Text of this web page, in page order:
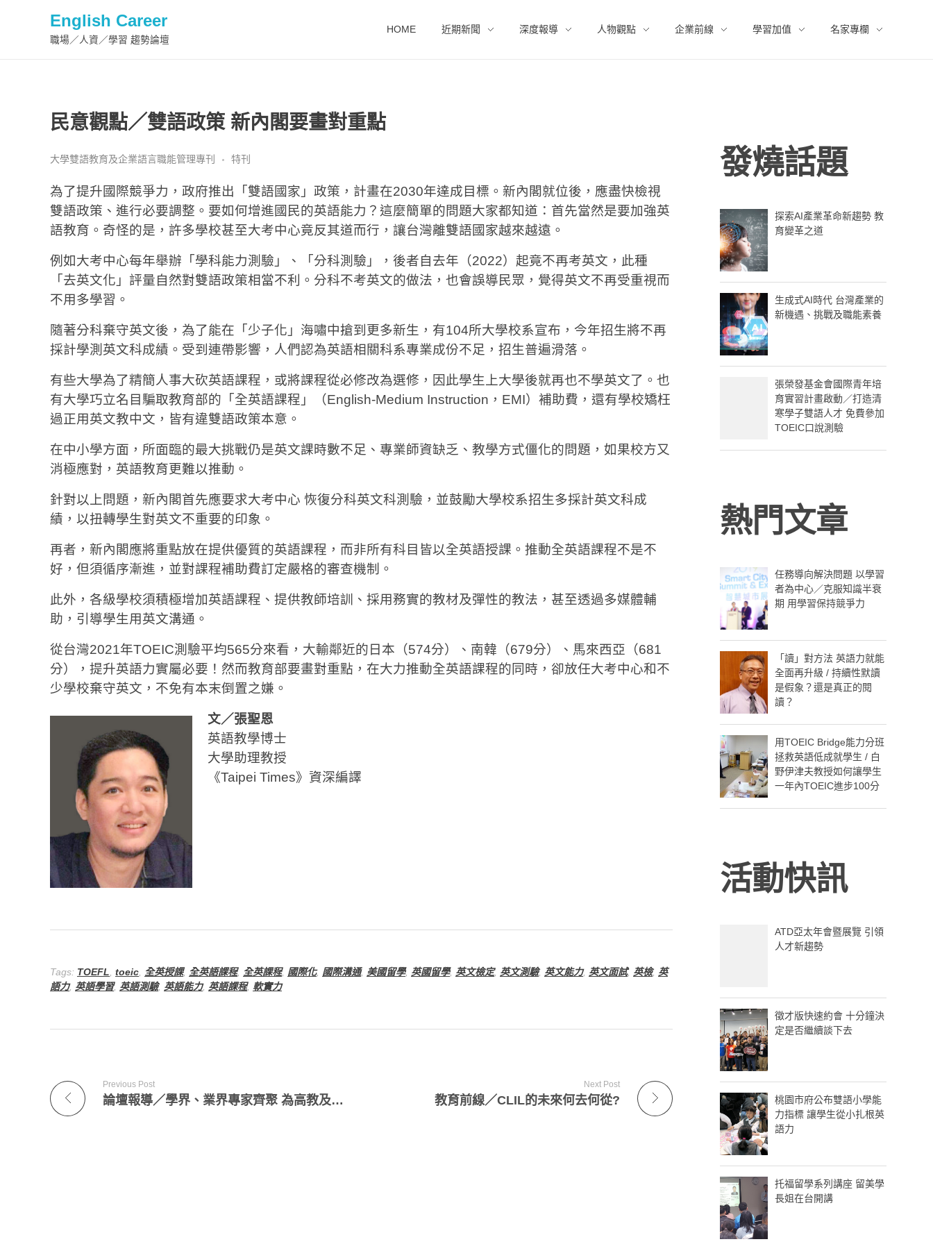
English Career
職場／人資／學習 趨勢論壇
HOME 近期新聞 深度報導 人物觀點 企業前線 學習加值 名家專欄
民意觀點／雙語政策 新內閣要畫對重點
大學雙語教育及企業語言職能管理專刊 特刊
為了提升國際競爭力，政府推出「雙語國家」政策，計畫在2030年達成目標。新內閣就位後，應盡快檢視
雙語政策、進行必要調整。要如何增進國民的英語能力？這麼簡單的問題大家都知道：首先當然是要加強英
語教育。奇怪的是，許多學校甚至大考中心竟反其道而行，讓台灣離雙語國家越來越遠。
例如大考中心每年舉辦「學科能力測驗」、「分科測驗」，後者自去年（2022）起竟不再考英文，此種
「去英文化」評量自然對雙語政策相當不利。分科不考英文的做法，也會誤導民眾，覺得英文不再受重視而
不用多學習。
隨著分科棄守英文後，為了能在「少子化」海嘯中搶到更多新生，有104所大學校系宣布，今年招生將不再
採計學測英文科成績。受到連帶影響，人們認為英語相關科系專業成份不足，招生普遍滑落。
有些大學為了精簡人事大砍英語課程，或將課程從必修改為選修，因此學生上大學後就再也不學英文了。也
有大學巧立名目騙取教育部的「全英語課程」（English-Medium Instruction，EMI）補助費，還有學校矯枉
過正用英文教中文，皆有違雙語政策本意。
在中小學方面，所面臨的最大挑戰仍是英文課時數不足、專業師資缺乏、教學方式僵化的問題，如果校方又
消極應對，英語教育更難以推動。
針對以上問題，新內閣首先應要求大考中心 恢復分科英文科測驗，並鼓勵大學校系招生多採計英文科成
績，以扭轉學生對英文不重要的印象。
再者，新內閣應將重點放在提供優質的英語課程，而非所有科目皆以全英語授課。推動全英語課程不是不
好，但須循序漸進，並對課程補助費訂定嚴格的審查機制。
此外，各級學校須積極增加英語課程、提供教師培訓、採用務實的教材及彈性的教法，甚至透過多媒體輔
助，引導學生用英文溝通。
從台灣2021年TOEIC測驗平均565分來看，大輸鄰近的日本（574分）、南韓（679分）、馬來西亞（681
分），提升英語力實屬必要！然而教育部要畫對重點，在大力推動全英語課程的同時，卻放任大考中心和不
少學校棄守英文，不免有本末倒置之嫌。
文／張聖恩
英語教學博士
大學助理教授
《Taipei Times》資深編譯
Tags: TOEFL toeic 全英授課, 全英語課程, 全英課程, 國際化, 國際溝通, 美國留學, 英國留學, 英文檢定, 英文測驗, 英文能力, 英文面試, 英檢, 英
語力, 英語學習, 英語測驗, 英語能力, 英語課程, 軟實力
Previous Post
論壇報導／學界、業界專家齊聚 為高教及職場找對策
Next Post
教育前線／CLIL的未來何去何從?
發燒話題
探索AI產業革命新趨勢 教
育變革之道
生成式AI時代 台灣產業的
新機遇、挑戰及職能素養
張榮發基金會國際青年培
育實習計畫啟動／打造清
寒學子雙語人才 免費參加
TOEIC口說測驗
熱門文章
任務導向解決問題 以學習
者為中心／克服知識半衰
期 用學習保持競爭力
「讀」對方法 英語力就能
全面再升級 / 持續性默讀
是假象？還是真正的閱
讀？
用TOEIC Bridge能力分班
拯救英語低成就學生 / 白
野伊津夫教授如何讓學生
一年內TOEIC進步100分
活動快訊
ATD亞太年會暨展覽 引領
人才新趨勢
徵才版快速約會 十分鐘決
定是否繼續談下去
桃園市府公布雙語小學能
力指標 讓學生從小扎根英
語力
托福留學系列講座 留美學
長姐在台開講